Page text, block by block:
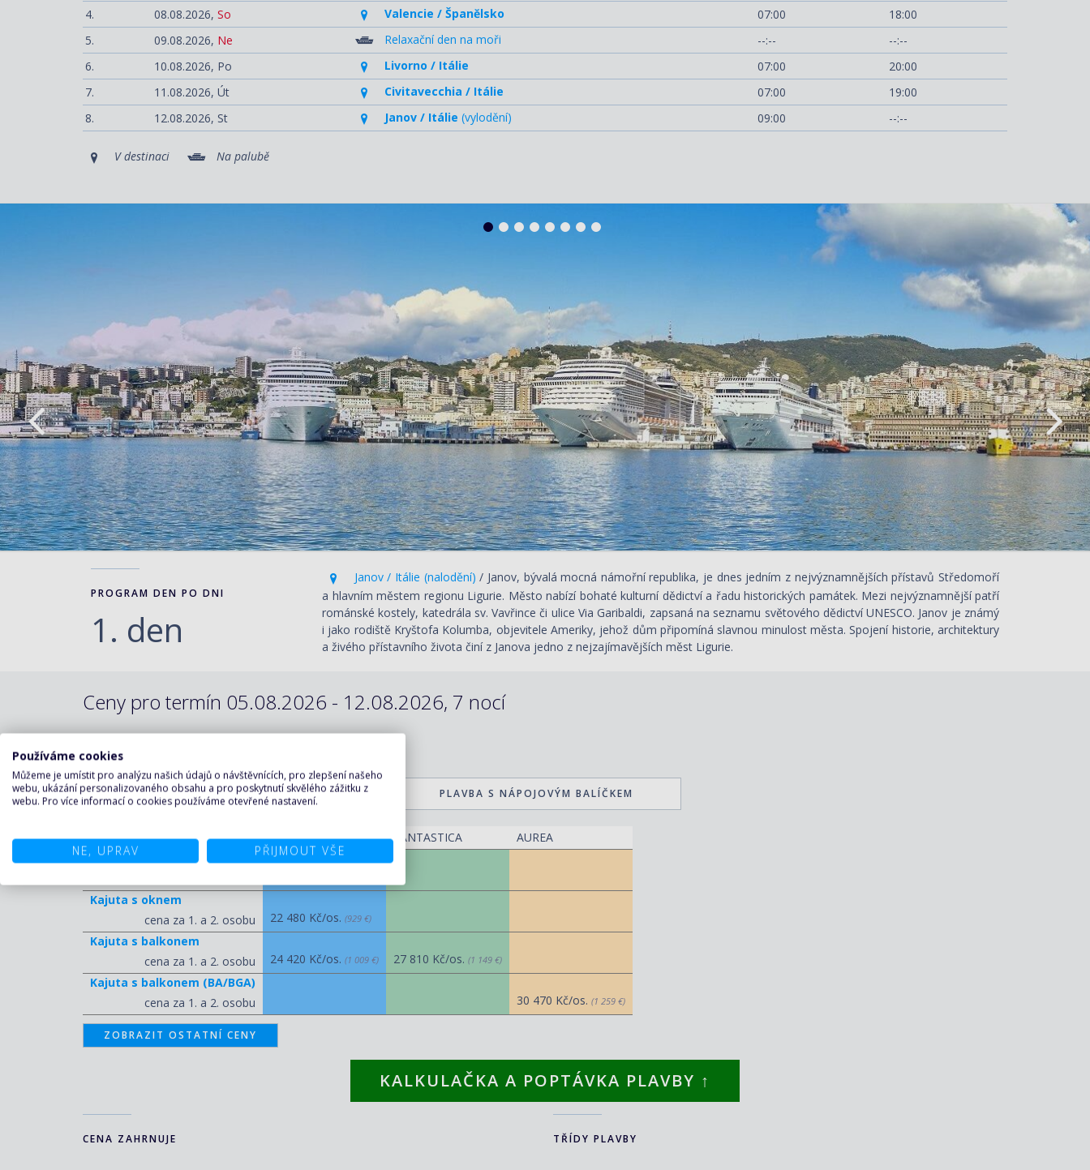
4.
08.08.2026, So Valencie / Španělsko 07:00
18:00
5.
09.08.2026, Ne Relaxační den na moři --:--
--:--
6.
10.08.2026, Po Livorno / Itálie 07:00
20:00
7.
11.08.2026, Út Civitavecchia / Itálie 07:00
19:00
8.
12.08.2026, St Janov / Itálie (vylodění) 09:00 --:--
V destinaci Na palubě
PROGRAM DEN PO DNI
1. den
Janov / Itálie (nalodění)/ Janov, bývalá mocná námořní republika, je dnes jedním z nejvýznamnějších přístavů Středomoří
a hlavním městem regionu Ligurie. Město nabízí bohaté kulturní dědictví a řadu historických památek. Mezi nejvýznamnější patří
románské kostely, katedrála sv. Vavřince či ulice Via Garibaldi, zapsaná na seznamu světového dědictví UNESCO. Janov je známý
i jako rodiště Kryštofa Kolumba, objevitele Ameriky, jehož dům připomíná slavnou minulost města. Spojení historie, architektury
a živého přístavního života činí z Janova jedno z nejzajímavějších měst Ligurie.
Ceny pro termín 05.08.2026 - 12.08.2026, 7 nocí
Varianty plavby:
PLAVBA S PLNOU PENZÍ PLAVBA S NÁPOJOVÝM BALÍČKEM
BELLA FANTASTICA
AUREA
Kajuta vnitřní
Kajuta s oknem
cena za 1. a 2. osobu
22 480 Kč/os. (929 €)
Kajuta s balkonem
cena za 1. a 2. osobu
24 420 Kč/os. (1 009 €) 27 810 Kč/os. (1 149 €)
Kajuta s balkonem (BA/BGA)
cena za 1. a 2. osobu
30 470 Kč/os. (1 259 €)
ZOBRAZIT OSTATNÍ CENY
KALKULAČKA A POPTÁVKA PLAVBY ↑
CENA ZAHRNUJE TŘÍDY PLAVBY
Používáme cookies
Můžeme je umístit pro analýzu našich údajů o návštěvnících, pro zlepšení našeho
webu, ukázání personalizovaného obsahu a pro poskytnutí skvělého zážitku z
webu. Pro více informací o cookies používáme otevřené nastavení.
NE, UPRAV PŘIJMOUT VŠE